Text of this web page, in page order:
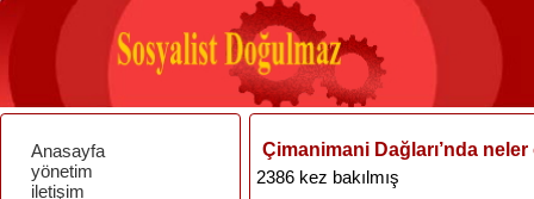
Anasayfa
yönetim
iletişim
Çimanimani Dağları’nda
2386 kez bakılmış